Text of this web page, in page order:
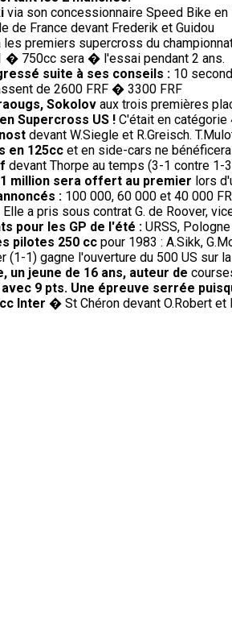
via son concessionnaire Speed Bike en
de France devant Frederik et Guidou
les premiers supercross du
� 750cc sera � l'essai pendant 2 ans.
suite à ses conseils : 10
de 2600 FRF � 3300 FRF
Sokolov aux trois premières
Supercross US ! C'était en
devant W.Siegle et R.Greisch.
en 125cc et en side-cars ne
devant Thorpe au temps (3-1 contre
million sera offert au premier lors
: 100 000, 60 000 et 40 000
Elle a pris sous contrat G. de Roover,
pour les GP de l'été : URSS,
pilotes 250 cc pour 1983 : A.Sikk,
(1-1) gagne l'ouverture du 500 US sur
un jeune de 16 ans, auteur de
9 pts. Une épreuve serrée
Inter � St Chéron devant O.Robert et